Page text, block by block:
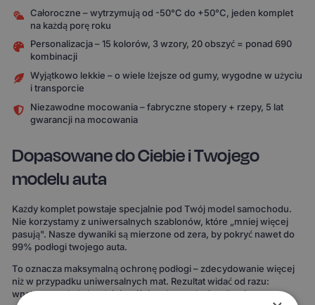
Całoroczne – wytrzymują od -50°C do +50°C, jeden komplet
na każdą porę roku
Personalizacja – 15 kolorów, 3 wzory, 20 obszyć = ponad 690
kombinacji
Wyjątkowo lekkie – o wiele lżejsze od gumy, wygodne w użyciu
i transporcie
Niezawodne mocowania – fabryczne stopery + rzepy, 5 lat
gwarancji na mocowania
Dopasowane do Ciebie i Twojego
modelu auta
Każdy komplet powstaje specjalnie pod Twój model samochodu.
Nie korzystamy z uniwersalnych szablonów, które „mniej więcej
pasują". Nasze dywaniki są mierzone od zera, by pokryć nawet do
99% podłogi twojego auta.
To oznacza maksymalną ochronę podłogi – zdecydowanie więcej
niż w przypadku uniwersalnych mat. Rezultat widać od razu:
wnętrze wygląda bardziej spójnie, elegancko i zadbanie.